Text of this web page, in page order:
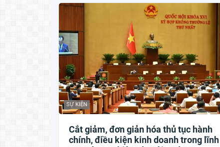
SỰ KIỆN
Cắt giảm, đơn giản hóa thủ tục hành
chính, điều kiện kinh doanh trong lĩnh